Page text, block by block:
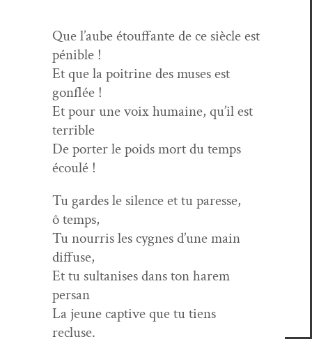
Que l’aube étouf­fante de ce siè­cle est
pénible !
Et que la poitrine des mus­es est
gonflée !
Et pour une voix humaine, qu’il est
terrible
De porter le poids mort du temps
écoulé !
Tu gardes le silence et tu paresse,
ô temps,
Tu nour­ris les cygnes d’une main
diffuse,
Et tu sul­tanis­es dans ton harem
persan
La jeune cap­tive que tu tiens
recluse.